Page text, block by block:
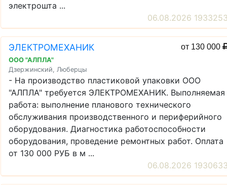
электрошта ...
06.08.2026
ЭЛЕКТРОМЕХАНИК от 130 000
ООО "АЛПЛА"
Дзержинский, Люберцы
- На производство пластиковой упаковки ООО
"АЛПЛА" требуется ЭЛЕКТРОМЕХАНИК. Выполняемая
работа: выполнение планового технического
обслуживания производственного и периферийного
оборудования. Диагностика работоспособности
оборудования, проведение ремонтных работ. Оплата
от 130 000 РУБ в м ...
06.08.2026